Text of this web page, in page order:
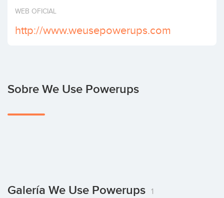
Invertir
WEB OFICIAL
http://www.weusepowerups.com
Sobre We Use Powerups
Galería We Use Powerups 1